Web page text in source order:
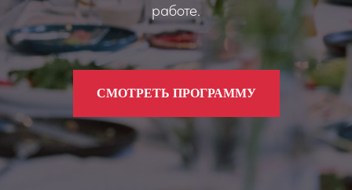
работе.
СМОТРЕТЬ ПРОГРАММУ